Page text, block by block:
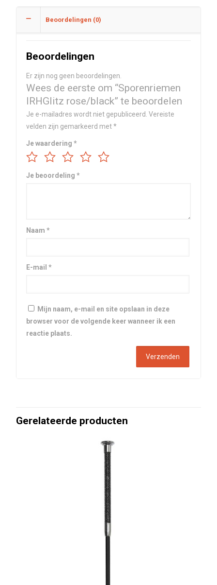
Beoordelingen (0)
Beoordelingen
Er zijn nog geen beoordelingen.
Wees de eerste om “Sporenriemen
IRHGlitz rose/black” te beoordelen
Je e-mailadres wordt niet gepubliceerd. Vereiste
velden zijn gemarkeerd met*
Je waardering *
Je beoordeling *
Naam *
E-mail *
Mijn naam, e-mail en site opslaan in deze
browser voor de volgende keer wanneer ik een
reactie plaats.
Gerelateerde producten